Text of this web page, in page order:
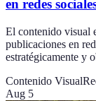
en redes
El contenido visual
publicaciones en
estratégicamente y
Contenido Visual
Aug 5